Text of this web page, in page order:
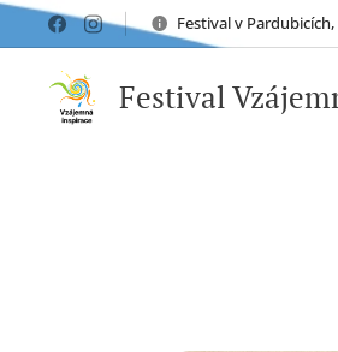
Festival v Pardubicích,
Festival